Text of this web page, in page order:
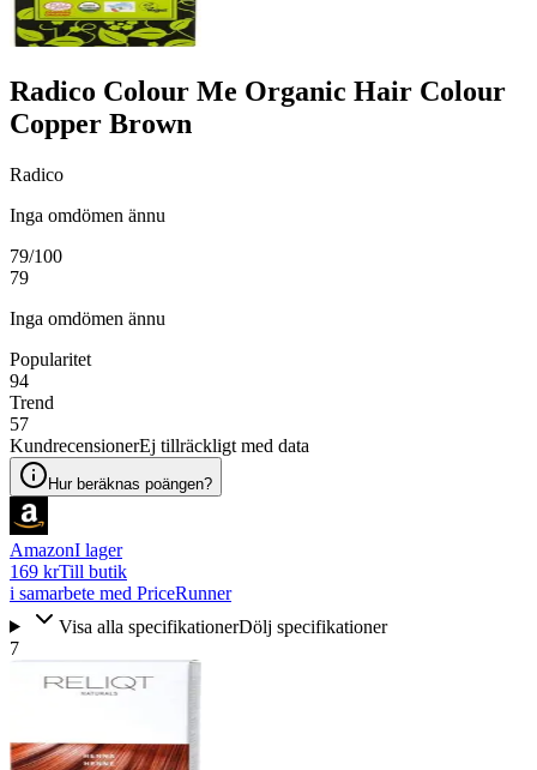
Radico Colour Me Organic Hair Colour
Copper Brown
Radico
Inga omdömen ännu
79/100
79
Inga omdömen ännu
Popularitet
94
Trend
57
KundrecensionerEj tillräckligt med data
Hur beräknas poängen?
AmazonI lager
169 krTill butik
i samarbete med PriceRunner
Visa alla specifikationerDölj specifikationer
7